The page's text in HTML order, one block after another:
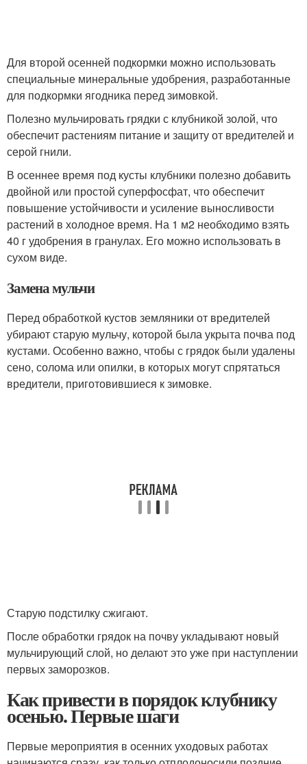
Для второй осенней подкормки можно использовать
специальные минеральные удобрения, разработанные
для подкормки ягодника перед зимовкой.
Полезно мульчировать грядки с клубникой золой, что
обеспечит растениям питание и защиту от вредителей и
серой гнили.
В осеннее время под кусты клубники полезно добавить
двойной или простой суперфосфат, что обеспечит
повышение устойчивости и усиление выносливости
растений в холодное время. На 1 м2 необходимо взять
40 г удобрения в гранулах. Его можно использовать в
сухом виде.
Замена мульчи
Перед обработкой кустов земляники от вредителей
убирают старую мульчу, которой была укрыта почва под
кустами. Особенно важно, чтобы с грядок были удалены
сено, солома или опилки, в которых могут спрятаться
вредители, приготовившиеся к зимовке.
Старую подстилку сжигают.
После обработки грядок на почву укладывают новый
мульчирующий слой, но делают это уже при наступлении
первых заморозков.
Как привести в порядок клубнику
осенью. Первые шаги
Первые мероприятия в осенних уходовых работах